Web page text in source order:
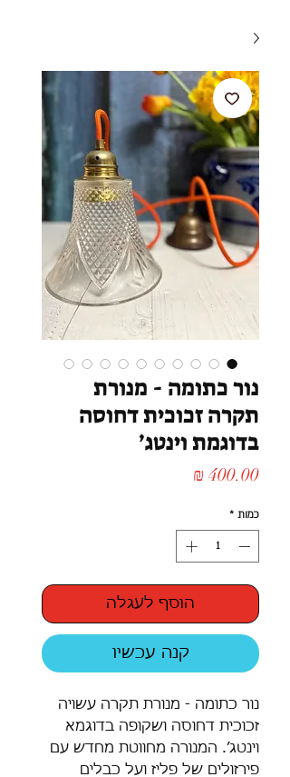
נור כתומה - מנורת
תקרה זכוכית דחוסה
בדוגמת וינטג׳
כמות *
הוסף לעגלה
קנה עכשיו
נור כתומה - מנורת תקרה עשויה
זכוכית דחוסה ושקופה בדוגמא
וינטג׳. המנורה מחווטת מחדש עם
פירזולים של פליז ועל כבלים